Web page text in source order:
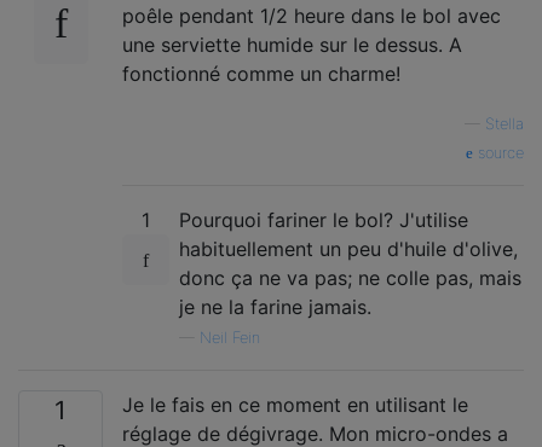
poêle pendant 1/2 heure dans le bol avec
une serviette humide sur le dessus. A
fonctionné comme un charme!
Stella
source
1
Pourquoi fariner le bol? J'utilise
habituellement un peu d'huile d'olive,
donc ça ne va pas; ne colle pas, mais
je ne la farine jamais.
Neil Fein
1
Je le fais en ce moment en utilisant le
réglage de dégivrage. Mon micro-ondes a